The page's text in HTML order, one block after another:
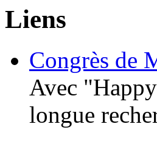
Liens
Congrès de
Avec
longue